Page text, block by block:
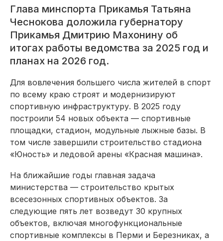
Глава минспорта Прикамья Татьяна
Чеснокова доложила губернатору
Прикамья Дмитрию Махонину об
итогах работы ведомства за 2025 год и
планах на 2026 год.
Для вовлечения большего числа жителей в спорт
по всему краю строят и модернизируют
спортивную инфраструктуру. В 2025 году
построили 54 новых объекта — спортивные
площадки, стадион, модульные лыжные базы. В
том числе завершили строительство стадиона
«Юность» и ледовой арены «Красная машина».
На ближайшие годы главная задача
министерства — строительство крытых
всесезонных спортивных объектов. За
следующие пять лет возведут 30 крупных
объектов, включая многофункциональные
спортивные комплексы в Перми и Березниках, а